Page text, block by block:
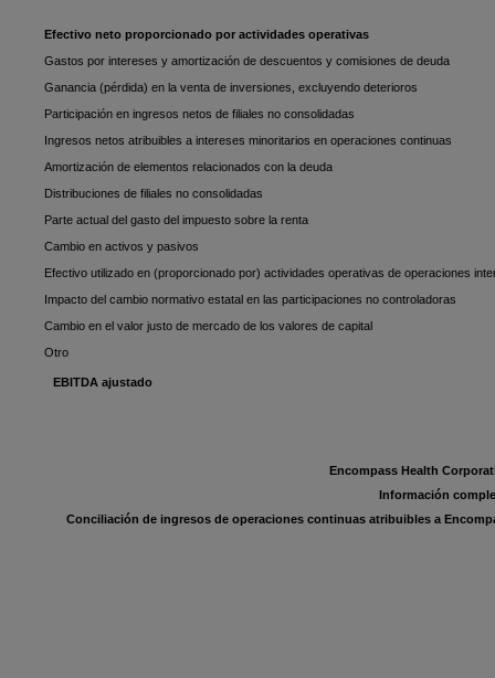
Efectivo neto proporcionado por actividades operativas
Gastos por intereses y amortización de descuentos y comisiones de deuda
Ganancia (pérdida) en la venta de inversiones, excluyendo deterioros
Participación en ingresos netos de filiales no consolidadas
Ingresos netos atribuibles a intereses minoritarios en operaciones continuas
Amortización de elementos relacionados con la deuda
Distribuciones de filiales no consolidadas
Parte actual del gasto del impuesto sobre la renta
Cambio en activos y pasivos
Efectivo utilizado en (proporcionado por) actividades operativas de operaciones
Impacto del cambio normativo estatal en las participaciones no controladoras
Cambio en el valor justo de mercado de los valores de capital
Otro
EBITDA ajustado
Encompass Health
Información
Conciliación de ingresos de operaciones continuas atribuibles a